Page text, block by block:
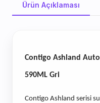
Ürün Açıklaması
Contigo Ashland
590ML Gri
Contigo Ashland serisi